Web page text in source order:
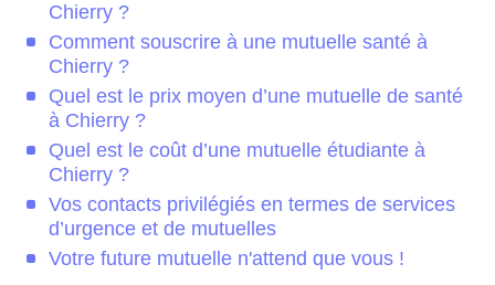
Chierry ?
Comment souscrire à une mutuelle santé à
Chierry ?
Quel est le prix moyen d’une mutuelle de santé
à Chierry ?
Quel est le coût d’une mutuelle étudiante à
Chierry ?
Vos contacts privilégiés en termes de services
d’urgence et de mutuelles
Votre future mutuelle n'attend que vous !